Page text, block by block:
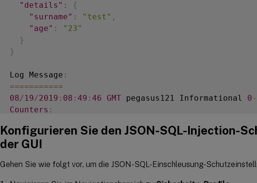
"details" :
{
"surname" : "test" ,
"age" :
"23"
}
}
Log Message :
===========
08/ 19/2019 : 08 : 49 : 46 GMT pegasus121 Informational 0 -
Counters :
1
441083 1 as_viol_json_sql
3
7
0 1 as_log_json_sql_profile
Konfigurieren Sie den JSON-SQL-Injection-
der GUI
Gehen Sie wie folgt vor, um die JSON-SQL-Einschleusung-